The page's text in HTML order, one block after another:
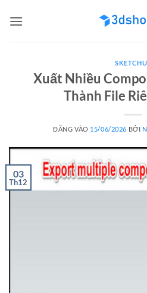
qua
Xuất Nhiều
Thành File
ĐĂNG VÀO 15/06/2026 BỞI
03
Th12